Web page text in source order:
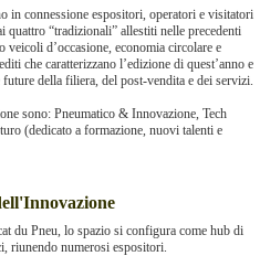
in connessione espositori, operatori e visitatori
quattro “tradizionali” allestiti nelle precedenti
d’occasione, economia circolare e
che caratterizzano l’edizione di quest’anno e
della filiera, del post-vendita e dei servizi.
sono: Pneumatico & Innovazione, Tech
(dedicato a formazione, nuovi talenti e
du Pneu, lo spazio si configura come hub di
riunendo numerosi espositori.